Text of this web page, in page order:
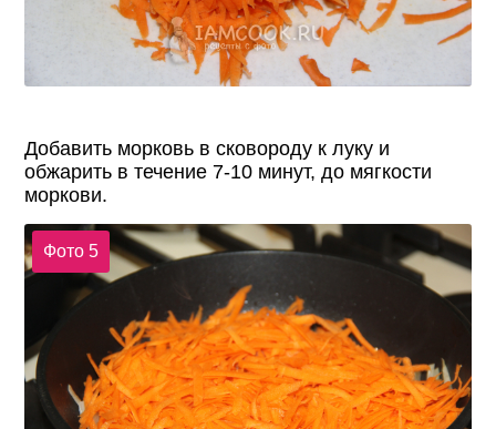
Добавить морковь в сковороду к луку и
обжарить в течение 7-10 минут, до мягкости
моркови.
Фото 5